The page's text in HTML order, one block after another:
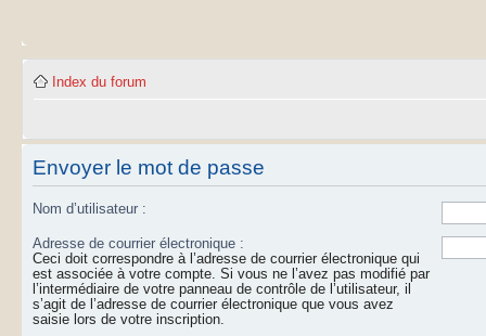
Index du forum
Envoyer le mot de passe
Nom d’utilisateur :
Adresse de courrier électronique :
Ceci doit correspondre à l’adresse de courrier électronique qui
est associée à votre compte. Si vous ne l’avez pas modifié par
l’intermédiaire de votre panneau de contrôle de l’utilisateur, il
s’agit de l’adresse de courrier électronique que vous avez
saisie lors de votre inscription.